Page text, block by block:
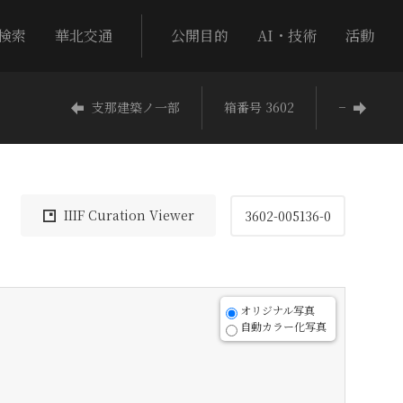
索 華北交通 公開目的 AI・技術 活動
支那建築ノ一部 箱番号 3602 −
IIIF Curation Viewer 3602-005136-0
オリジナル写真
自動カラー化写真